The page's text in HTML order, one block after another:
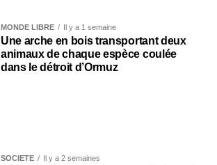
MONDE LIBRE Il y a 1 semaine
Une arche en bois transportant deux
animaux de chaque espèce coulée
dans le détroit d’Ormuz
SOCIÉTÉ Il y a 2 semaines